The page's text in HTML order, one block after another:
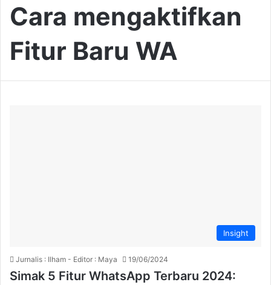
Cara mengaktifkan
Fitur Baru WA
Insight
Jurnalis : Ilham - Editor : Maya 19/06/2024
Simak 5 Fitur WhatsApp Terbaru 2024: